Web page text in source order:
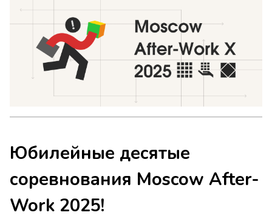
Юбилейные десятые
соревнования Moscow After-
Work 2025!